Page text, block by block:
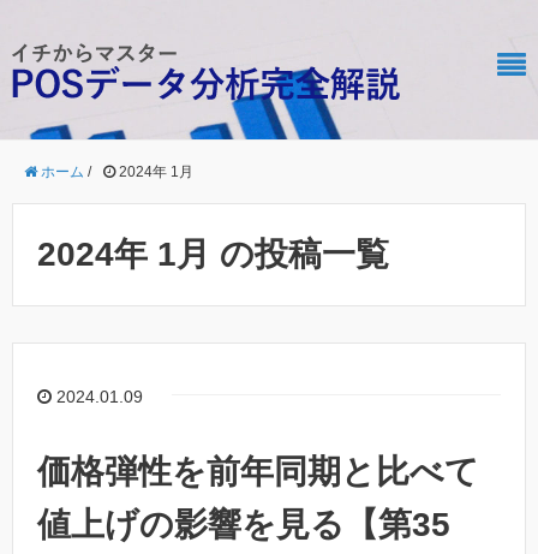
ホーム / 2024年 1月
2024年 1月 の投稿一覧
2024.01.09
価格弾性を前年同期と比べて
値上げの影響を見る【第35